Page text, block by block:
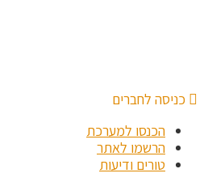
כניסה לחברים
הכנסו למערכת
הרשמו לאתר
טורים ודיעות